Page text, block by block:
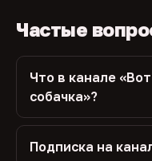
Частые
Что в канале
собачка»?
Подписка на